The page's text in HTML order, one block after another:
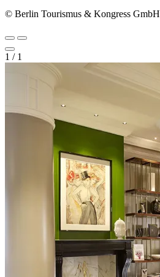
© Berlin Tourismus & Kongress GmbH
1 / 1